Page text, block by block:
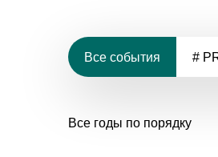
Все события #
Все годы по порядку